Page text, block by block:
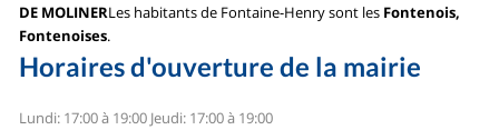
DE MOLINERLes habitants de Fontaine-Henry sont les Fontenois,
Fontenoises.
Horaires d'ouverture de la mairie
Lundi: 17:00 à 19:00 Jeudi: 17:00 à 19:00